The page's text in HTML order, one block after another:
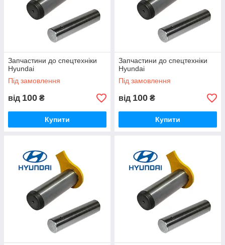
Запчастини до спецтехніки
Hyundai
Під замовлення
від 100 ₴
Купити
Запчастини до спецтехніки
Hyundai
Під замовлення
від 100 ₴
Купити